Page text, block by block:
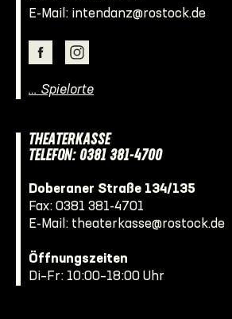
E-Mail: intendanz@rostock.de
… Spielorte
THEATERKASSE
TELEFON: 0381 381-4700
Doberaner Straße 134/135
Fax: 0381 381-4701
E-Mail: theaterkasse@rostock.de
Öffnungszeiten
Di–Fr: 10:00–18:00 Uhr